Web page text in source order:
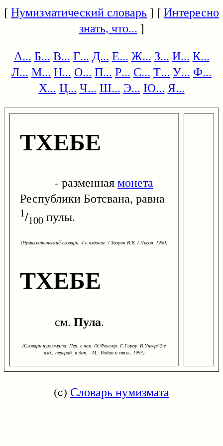
[Нумизматический словарь] [Интересно
знать, что... ]
А... Б... В... Г... Д... Е... Ж... З... И... К...
Л... М... Н... О... П... Р... С... Т... У... Ф...
Х... Ц... Ч... Ш... Э... Ю... Я...
ТХЕБЕ
- разменнаямонета
Республики Ботсвана, равна
1/100 пулы.
(Нумизматический словарь. 4-е издание. / Зварич В.В. / Львов, 1980)
ТХЕБЕ
см. Пула.
(Словарь нумизмата: Пер. с нем. /Х.Фенглер, Г.Гироу, В.Унгер/ 2-е
изд., перераб. и доп. - М.: Радио и связь, 1993)
(c) Словарь нумизмата